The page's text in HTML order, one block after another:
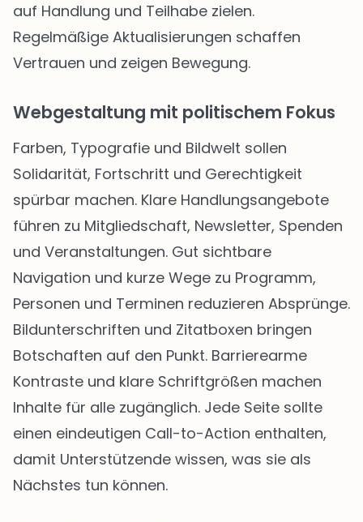
auf Handlung und Teilhabe zielen.
Regelmäßige Aktualisierungen schaffen
Vertrauen und zeigen Bewegung.
Webgestaltung mit politischem Fokus
Farben, Typografie und Bildwelt sollen
Solidarität, Fortschritt und Gerechtigkeit
spürbar machen. Klare Handlungsangebote
führen zu Mitgliedschaft, Newsletter, Spenden
und Veranstaltungen. Gut sichtbare
Navigation und kurze Wege zu Programm,
Personen und Terminen reduzieren Absprünge.
Bildunterschriften und Zitatboxen bringen
Botschaften auf den Punkt. Barrierearme
Kontraste und klare Schriftgrößen machen
Inhalte für alle zugänglich. Jede Seite sollte
einen eindeutigen Call-to-Action enthalten,
damit Unterstützende wissen, was sie als
Nächstes tun können.